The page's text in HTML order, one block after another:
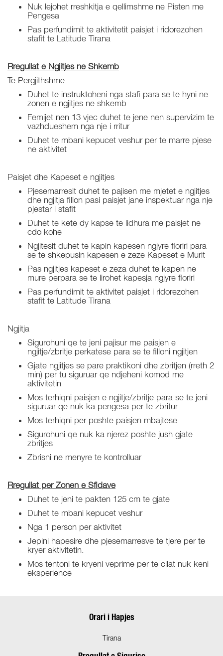
Nuk lejohet rreshkitja e qellimshme ne Pisten me
Pengesa
Pas perfundimit te aktivitetit paisjet i ridorezohen
stafit te Latitude Tirana
Rregullat e Ngjitjes ne Shkemb
Te Pergjithshme
Duhet te instruktoheni nga stafi para se te hyni ne
zonen e ngjitjes ne shkemb
Femijet nen 13 vjec duhet te jene nen supervizim te
vazhdueshem nga nje i rritur
Duhet te mbani kepucet veshur per te marre pjese
ne aktivitet
Paisjet dhe Kapeset e ngjitjes
Pjesemarresit duhet te pajisen me mjetet e ngjitjes
dhe ngjitja fillon pasi paisjet jane inspektuar nga nje
pjestar i stafit
Duhet te kete dy kapse te lidhura me paisjet ne
cdo kohe
Ngjitesit duhet te kapin kapesen ngjyre floriri para
se te shkepusin kapesen e zeze Kapeset e Murit
Pas ngjitjes kapeset e zeza duhet te kapen ne
mure perpara se te lirohet kapesja ngjyre floriri
Pas perfundimit te aktivitet paisjet i ridorezohen
stafit te Latitude Tirana
Ngjitja
Sigurohuni qe te jeni pajisur me paisjen e
ngjitje/zbritje perkatese para se te filloni ngjitjen
Gjate ngjitjes se pare praktikoni dhe zbritjen (rreth 2
min) per tu siguruar qe ndjeheni komod me
aktivitetin
Mos terhiqni paisjen e ngjitje/zbritje para se te jeni
siguruar qe nuk ka pengesa per te zbritur
Mos terhiqni per poshte paisjen mbajtese
Sigurohuni qe nuk ka njerez poshte jush gjate
zbritjes
Zbrisni ne menyre te kontrolluar
Rregullat per Zonen e Sfidave
Duhet te jeni te pakten 125 cm te gjate
Duhet te mbani kepucet veshur
Nga 1 person per aktivitet
Jepini hapesire dhe pjesemarresve te tjere per te
kryer aktivitetin.
Mos tentoni te kryeni veprime per te cilat nuk keni
eksperience
Orari i Hapjes
Tirana